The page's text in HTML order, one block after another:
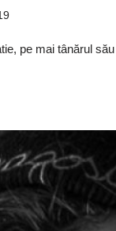
pe mai tânărul